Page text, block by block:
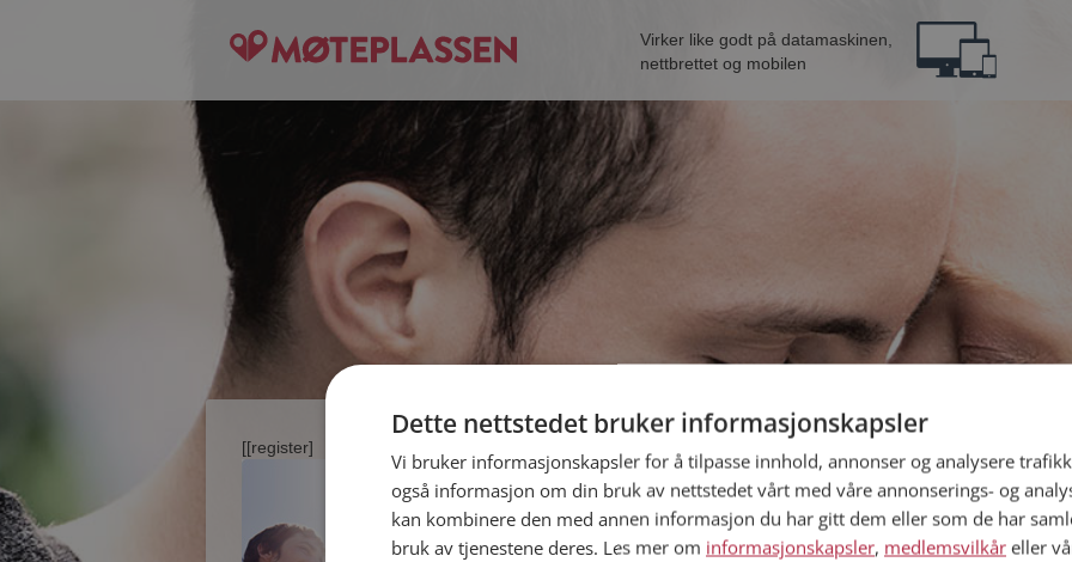
Virker like godt på datamaskinen,
nettbrettet og mobilen
[[register]
Jeg er en:
Dette nettstedet bruker informasjonskapsler
Vi bruker informasjonskapsler for å tilpasse innhold, annonser og analysere
også informasjon om din bruk av nettstedet vårt med våre annonserings- og
kan kombinere den med annen informasjon du har gitt dem eller som de har
bruk av tjenestene deres. Les mer om informasjonskapsler, medlemsvilkår eller